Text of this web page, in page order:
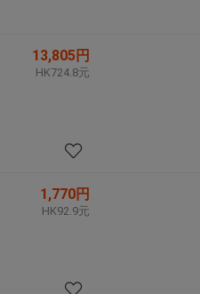
13,805円
HK724.8元
1,770円
HK92.9元